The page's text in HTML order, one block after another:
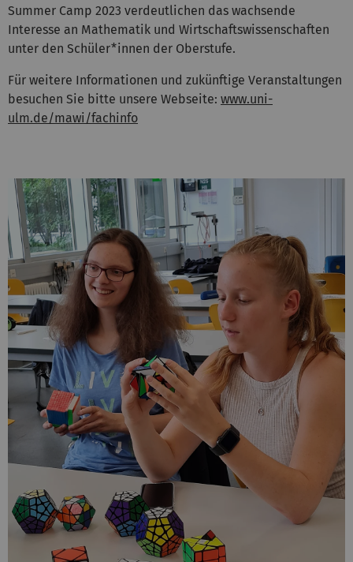
Summer Camp 2023 verdeutlichen das wachsende
Interesse an Mathematik und Wirtschaftswissenschaften
unter den Schüler*innen der Oberstufe.
Für weitere Informationen und zukünftige Veranstaltungen
besuchen Sie bitte unsere Webseite: www.uni-
ulm.de/mawi/fachinfo